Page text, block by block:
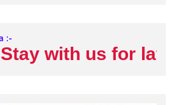
:-
with us for latest